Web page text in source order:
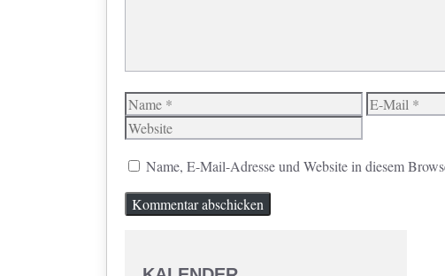
Name
E-
Name, E-Mail-Adresse und Website in diesem